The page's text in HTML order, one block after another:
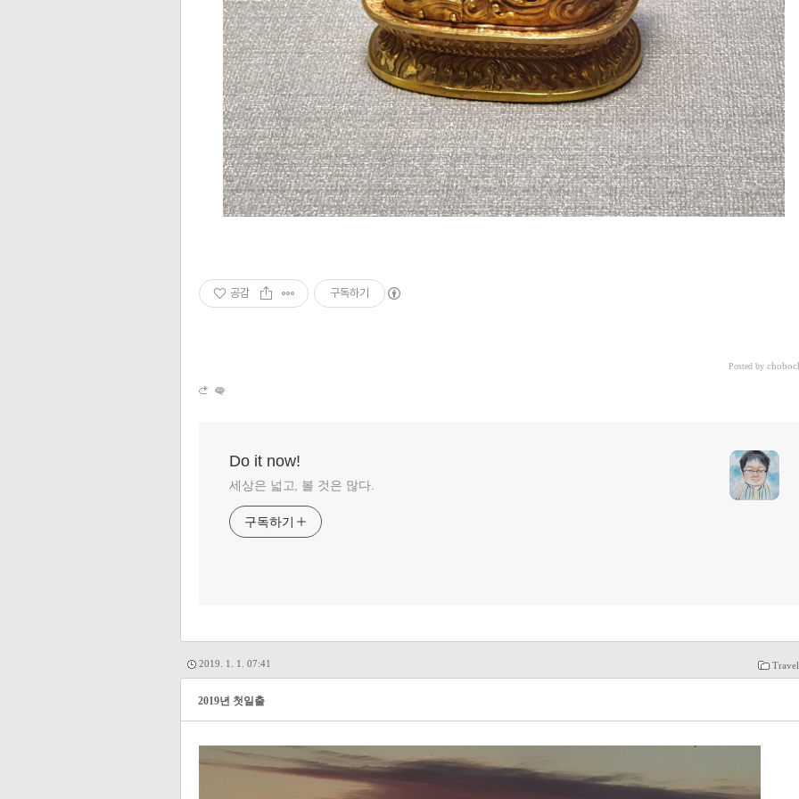
공감 구독하기
Posted by
Do it now!
세상은 넓고, 볼 것은 많다.
구독하기
2019. 1. 1. 07:41
2019년 첫일출